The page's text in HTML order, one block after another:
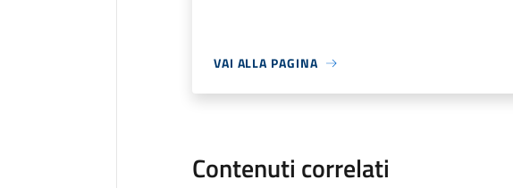
VAI ALLA PAGINA
Contenuti correlati